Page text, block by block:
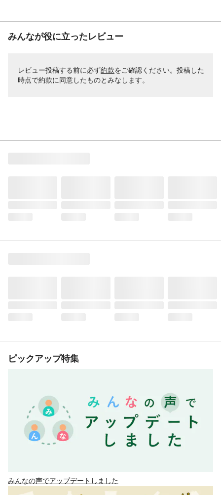
みんなが役に立ったレビュー
レビュー投稿する前に必ず約款をご確認ください。投稿した
時点で約款に同意したものとみなします。
ピックアップ特集
みんなの声でアップデートしました